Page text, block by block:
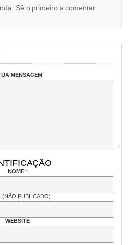
Sê o primeiro a comentar!
MENSAGEM
NOME *
(NÃO PUBLICADO)
WEBSITE